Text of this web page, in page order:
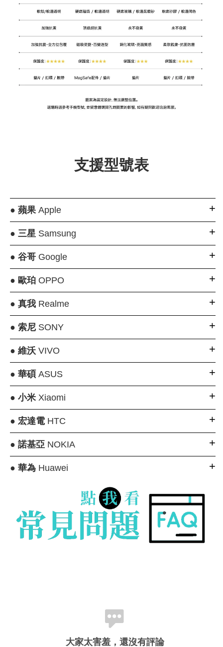
支援型號表
● 蘋果Apple
● 三星Samsung
● 谷哥Google
● 歐珀OPPO
● 真我Realme
● 索尼SONY
● 維沃VIVO
● 華碩 ASUS
● 小米Xiaomi
● 宏達電HTC
● 諾基亞NOKIA
● 華為Huawei
大家太害羞，還沒有評論